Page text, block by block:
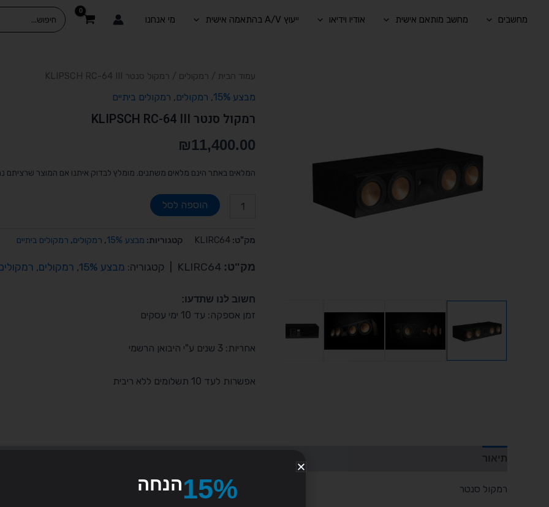
מחשבים מחשב מותאם אישית אודיו וידיאו ייעוץ A/V בהתאמה אישית מי אנחנו
Search
for:
עמוד הבית / רמקולים / רמקול סנטר KLIPSCH RC-64 III
מבצע 15% , רמקולים, רמקולים ביתיים
רמקול סנטר KLIPSCH RC-64 III
₪11,400.00
המלאים באתר הינם מלאים משתנים. מומלץ לבדוק איתנו אם המוצר שרציתם
כמות
רמקול
KLIPSCH
64
הוספה לסל
מק"ט: KLIRC64 קטגוריות: מבצע 15% , רמקולים, רמקולים ביתיים
מק"ט: קטגוריה: מבצע 15% , רמקולים,
חשוב לנו שתדעו:
זמן אספקה: עד 10 ימי עסקים
אחריות: 3 שנים ע"י היבואן הרשמי
אפשרות לעד 10 תשלומים ללא ריבית
תיאור
רמקול סנטר 15%הנחה